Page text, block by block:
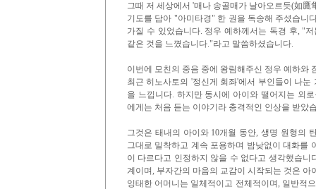
그때 저 세상에서 '매나 송골매가 날아오르듯(如
기도를 담아 "아미타경" 한 권을 독송해 주셨습니
가질 수 있었습니다. 정우 예하께서는 독경 후, "
같은 것을 느꼈습니다."라고 말씀하셨습니다.
이번에 모친의 중음 중에 왕림해주신 정우 예하와
최근 히노사토의 '정신게 회좌'에서 부인들이 나
을 느낍니다. 하지만 동시에 아이와 떨어지는 외
에게는 처음 듣는 이야기라 충격적인 인상을 받았
그것은 태내의 아이와 10개월 동안, 생명 원형의
그대로 밀착하고 계속 포용하며 밤낮없이 대화를
이 다르다고 인정하지 않을 수 없다고 생각했습
계이며, 부자간의 마음의 교감이 시작되는 것은
잉태한 어머니는 일체적이고 전체적이며, 일반적